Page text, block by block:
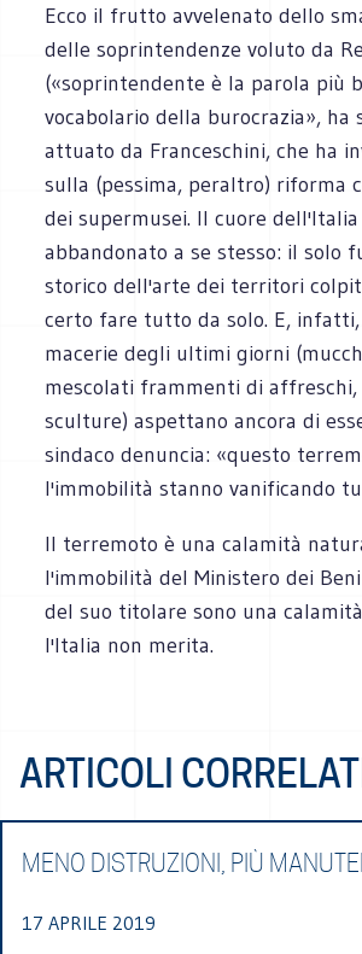
Ecco il frutto avvelenato dello
delle soprintendenze voluto da
(«soprintendente è la parola più
vocabolario della burocrazia», ha
attuato da Franceschini, che ha
sulla (pessima, peraltro) riforma
dei supermusei. Il cuore dell'Italia
abbandonato a se stesso: il solo
storico dell'arte dei territori
certo fare tutto da solo. E,
macerie degli ultimi giorni
mescolati frammenti di
sculture) aspettano ancora di
sindaco denuncia: «questo
l'immobilità stanno vanificando
Il terremoto è una calamità
l'immobilità del Ministero dei
del suo titolare sono una
l'Italia non merita.
ARTICOLI
MENO DISTRUZIONI, PIÙ
17 APRILE 2019